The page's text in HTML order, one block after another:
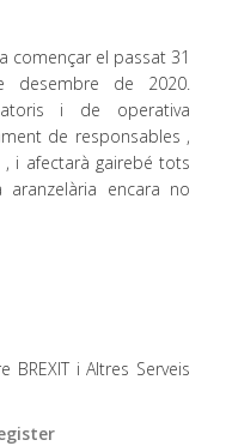
començar el passat 31
de 2020.
i de operativa
de responsables ,
, i afectarà gairebé tots
encara no
BREXIT i Altres Serveis